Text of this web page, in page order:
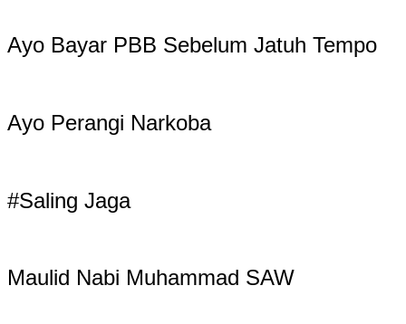
Ayo Bayar PBB Sebelum Jatuh Tempo
Ayo Perangi Narkoba
#Saling Jaga
Maulid Nabi Muhammad SAW